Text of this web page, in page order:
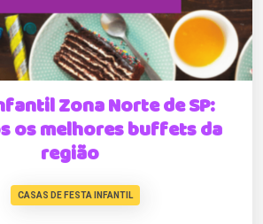
Zona Norte de SP:
os melhores buffets da
região
CASAS DE FESTA INFANTIL